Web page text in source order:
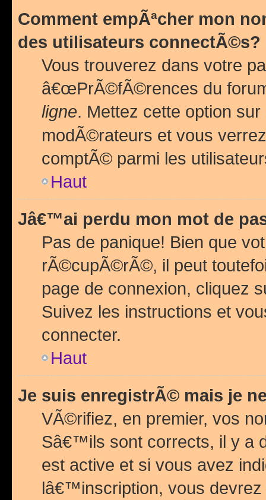
Comment empÃªcher mon
des utilisateurs connectÃ©s?
Vous trouverez dans votre
â€œPrÃ©fÃ©rences du
ligne. Mettez cette option sur
modÃ©rateurs et vous
comptÃ© parmi les
Haut
Jâ€™ai perdu mon mot de
Pas de panique! Bien que
rÃ©cupÃ©rÃ©, il peut
page de connexion, cliquez
Suivez les instructions et
connecter.
Haut
Je suis enregistrÃ© mais je
VÃ©rifiez, en premier, vos
Sâ€™ils sont corrects, il y a
est active et si vous avez
lâ€™inscription, vous